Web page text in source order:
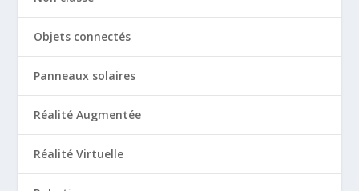
Objets connectés
Panneaux solaires
Réalité Augmentée
Réalité Virtuelle